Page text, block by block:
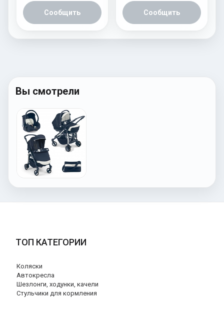
Сообщить Сообщить
Вы смотрели
ТОП КАТЕГОРИИ
Коляски
Автокресла
Шезлонги, ходунки, качели
Стульчики для кормления